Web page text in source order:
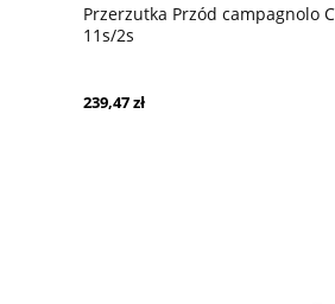
Przerzutka Przód campagnolo
11s/2s
239,47 zł